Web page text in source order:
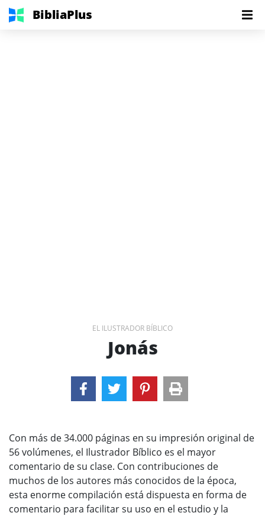
BibliaPlus
EL ILUSTRADOR BÍBLICO
Jonás
Con más de 34.000 páginas en su impresión original de
56 volúmenes, el Ilustrador Bíblico es el mayor
comentario de su clase. Con contribuciones de
muchos de los autores más conocidos de la época,
esta enorme compilación está dispuesta en forma de
comentario para facilitar su uso en el estudio y la